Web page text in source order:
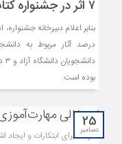
۷ اثر در جشنواره کتاب سال دانشجویی برگزیده شد
بوده است.
25
دسامبر
دولت برای ابتکارات و ایجاد